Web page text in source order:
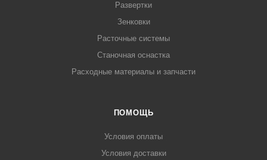
Развертки
Зенковки
Расточные системы
Станочная оснастка
Расходные материалы и запчасти
ПОМОЩЬ
Условия оплаты
Условия доставки